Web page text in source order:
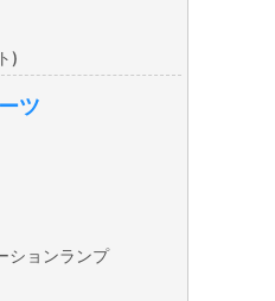
)
ツ
ションランプ